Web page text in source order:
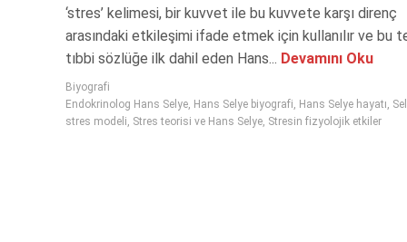
‘stres’ kelimesi, bir kuvvet ile bu kuvvete karşı direnç
arasındaki etkileşimi ifade etmek için kullanılır ve bu
tıbbi sözlüğe ilk dahil eden Hans... Devamını Oku
Biyografi
Endokrinolog Hans Selye, Hans Selye biyografi, Hans Selye hayatı,
stres modeli, Stres teorisi ve Hans Selye, Stresin fizyolojik etkiler